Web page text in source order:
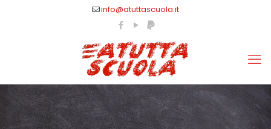
info@atuttascuola.it